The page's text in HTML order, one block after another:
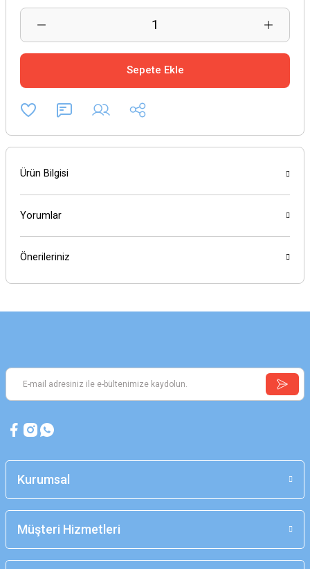
Sepete Ekle
Ürün Bilgisi
Yorumlar
Önerileriniz
Kurumsal
Müşteri Hizmetleri